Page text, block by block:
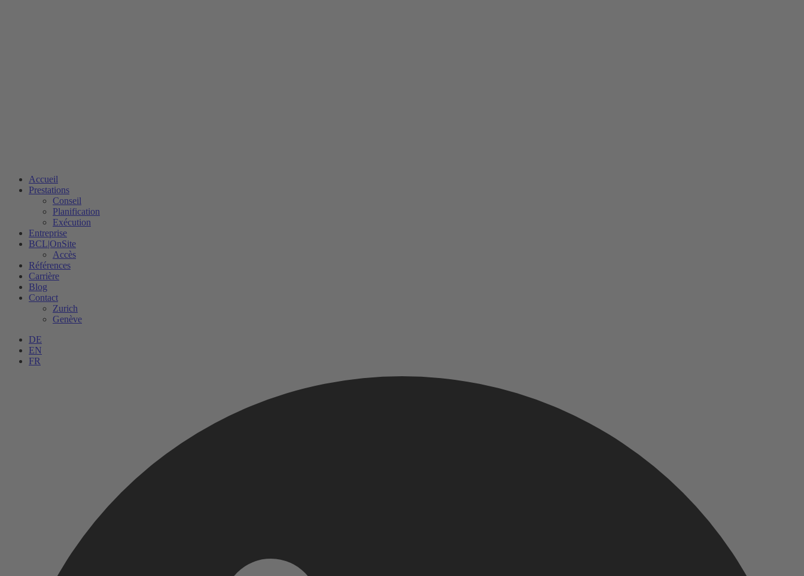
Accueil
Prestations
Conseil
Planification
Exécution
Entreprise
BCL|OnSite
Accès
Références
Carrière
Blog
Contact
Zurich
Genève
DE
EN
FR